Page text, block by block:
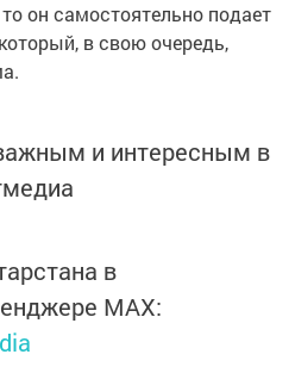
он самостоятельно подает
в свою очередь,
и интересным в
в
MАХ: